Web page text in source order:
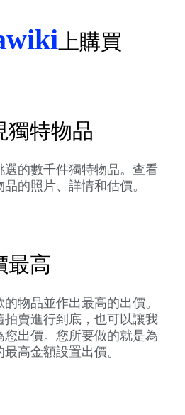
上購買
獨特物品
選的數千件獨特物品。查看
品的照片、詳情和估價。
最高
物品並作出最高的出價。
拍賣進行到底，也可以讓我
您出價。您所要做的就是為
最高金額設置出價。